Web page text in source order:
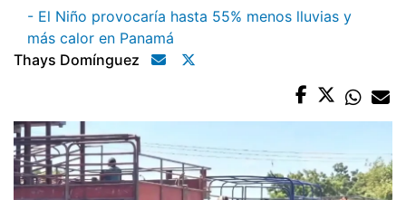
- El Niño provocaría hasta 55% menos lluvias y
más calor en Panamá
Thays Domínguez